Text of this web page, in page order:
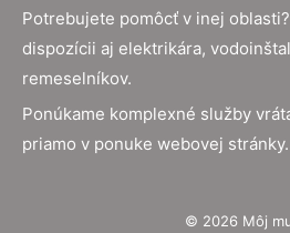
Potrebujete pomôcť v inej
dispozícii aj elektrikára,
remeselníkov.
Ponúkame komplexné služby
priamo v ponuke webovej stránky.
© 2026 Môj